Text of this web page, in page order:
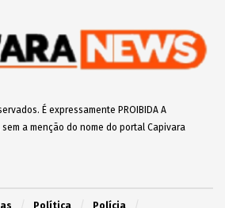
É expressamente PROIBIDA A
sem a menção do nome do portal Capivara